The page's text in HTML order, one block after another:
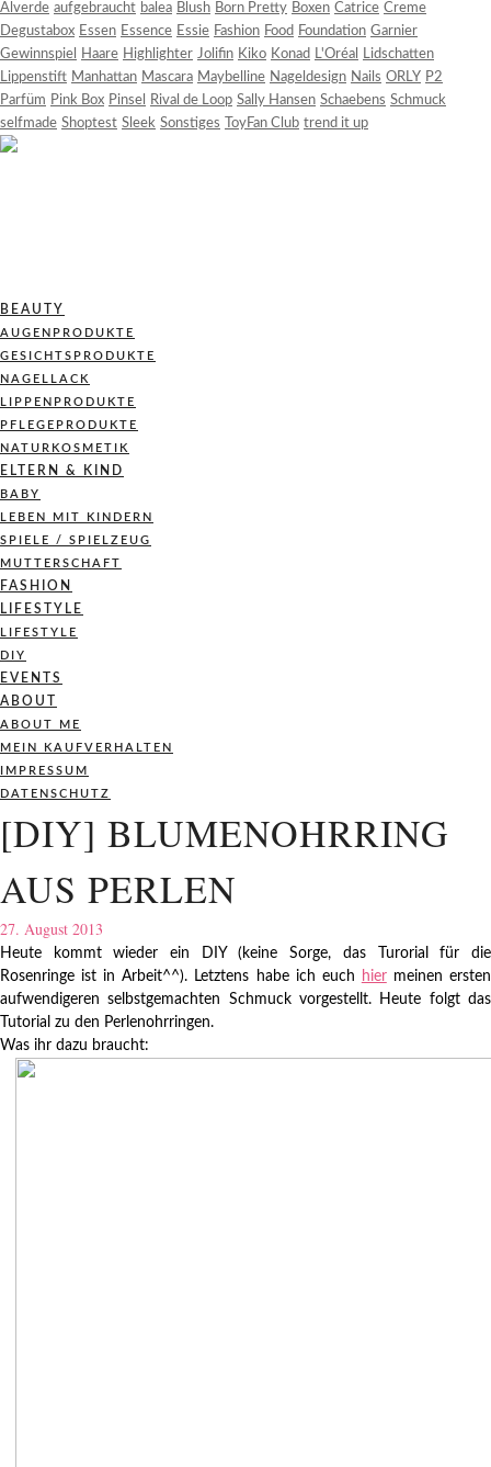
Alverde aufgebraucht balea Blush Born Pretty Boxen Catrice Creme
Degustabox Essen Essence Essie Fashion Food Foundation Garnier
Gewinnspiel
Haare Highlighter Jolifin Kiko Konad L'Oréal
Lidschatten
Lippenstift Manhattan Mascara Maybelline Nageldesign Nails ORLY P2
Parfüm Pink Box Pinsel Rival de Loop Sally Hansen Schaebens Schmuck
selfmade Shoptest Sleek Sonstiges ToyFan Club trend it up
BEAUTY
AUGENPRODUKTE
GESICHTSPRODUKTE
NAGELLACK
LIPPENPRODUKTE
PFLEGEPRODUKTE
NATURKOSMETIK
ELTERN & KIND
BABY
LEBEN MIT KINDERN
SPIELE / SPIELZEUG
MUTTERSCHAFT
FASHION
LIFESTYLE
LIFESTYLE
DIY
EVENTS
ABOUT
ABOUT ME
MEIN KAUFVERHALTEN
IMPRESSUM
DATENSCHUTZ
[DIY] BLUMENOHRRING
AUS PERLEN
27. August 2013
Heute kommt wieder ein DIY (keine Sorge, das Turorial für die
Rosenringe ist in Arbeit^^). Letztens habe ich euch
hiermeinen ersten
aufwendigeren selbstgemachten Schmuck vorgestellt. Heute folgt das
Tutorial zu den Perlenohrringen.
Was ihr dazu braucht: